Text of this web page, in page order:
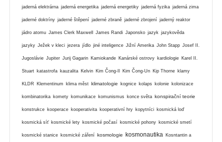
jaderná elektrárna jaderná energetika jaderná energetiky jaderná fyzika jaderná zima
jaderné doktríny jaderné štěpení jaderné zbraně jaderné zbrojení jaderný reaktor
jádro atomu James Clerk Maxwell James Randi Japonsko jazyk jazykověda
jazyky Ježek v kleci jezera jídlo jiné inteligence Jižní Amerika John Stapp Josef II.
Jugoslávie Jupiter Jurij Gagarin Kamiokande Kanárské ostrovy kardiologie Karel II.
Stuart katastrofa kauzalita Kelvin Kim Čong-Il Kim Čong-Un Kip Thorne klamy
KLDR Klementinum klima měst klimatologie kognice kolaps kolonie kolonizace
kombinatorika komety komunikace komunismus konce světa konspirační teorie
konstrukce kooperace kooperativita kooperativní hry kopytníci kosmická loď
kosmická síť kosmické lety kosmické počasí kosmické pohony kosmické smetí
kosmické stanice kosmické záření kosmologie kosmonautika Kosntantin a